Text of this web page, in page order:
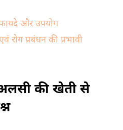
और उपयोग
रोग प्रबंधन की प्रभावी
की खेती से